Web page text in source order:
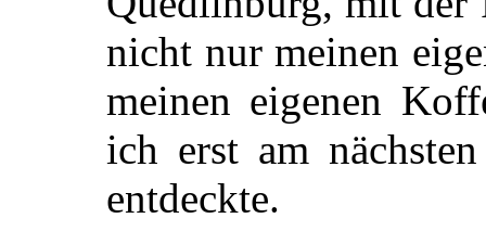
nicht nur meinen
meinen eigenen
ich erst am
entdeckte.